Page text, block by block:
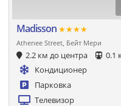
Madisson ★★★★
Athenee Street, Бейт Мери
2.2 км до центра 0.1
Кондиционер
Парковка
Телевизор